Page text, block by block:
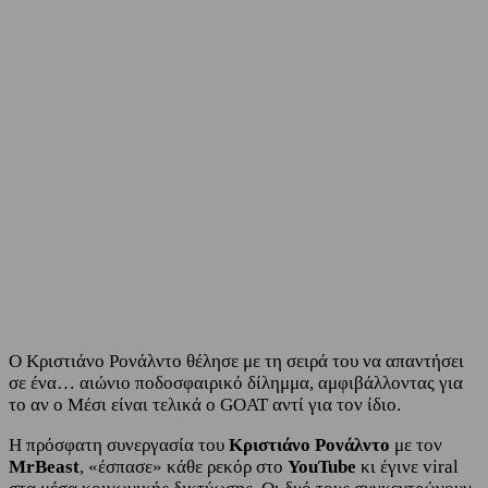
Ο Κριστιάνο Ρονάλντο θέλησε με τη σειρά του να απαντήσει
σε ένα… αιώνιο ποδοσφαιρικό δίλημμα, αμφιβάλλοντας για
το αν ο Μέσι είναι τελικά ο GOAT αντί για τον ίδιο.
Η πρόσφατη συνεργασία του Κριστιάνο Ρονάλντο με τον
MrBeast, «έσπασε» κάθε ρεκόρ στο YouTube κι έγινε viral